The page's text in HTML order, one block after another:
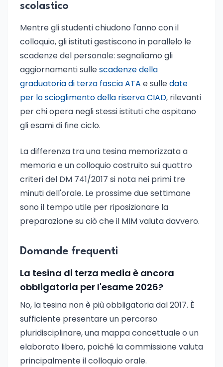
scolastico
Mentre gli studenti chiudono l'anno con il
colloquio, gli istituti gestiscono in parallelo le
scadenze del personale: segnaliamo gli
aggiornamenti sullescadenze della
graduatoria di terza fascia ATA e sulledate
per lo scioglimento della riserva CIAD, rilevanti
per chi opera negli stessi istituti che ospitano
gli esami di fine ciclo.
La differenza tra una tesina memorizzata a
memoria e un colloquio costruito sui quattro
criteri del DM 741/2017 si nota nei primi tre
minuti dell'orale. Le prossime due settimane
sono il tempo utile per riposizionare la
preparazione su ciò che il MIM valuta davvero.
Domande frequenti
La tesina di terza media è ancora
obbligatoria per l'esame 2026?
No, la tesina non è più obbligatoria dal 2017. È
sufficiente presentare un percorso
pluridisciplinare, una mappa concettuale o un
elaborato libero, poiché la commissione valuta
principalmente il colloquio orale.